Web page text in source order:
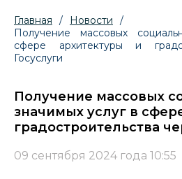
Главная / Новости
/
Получение массовых
сфере архитектуры и
Госуслуги
Получение массовых
значимых услуг в
градостроительства
09 сентября 2024 года 10:55